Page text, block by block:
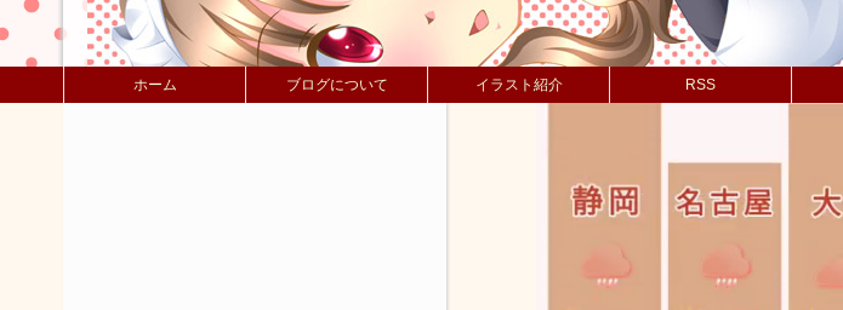
ホーム ブログについて イラスト紹介 RSS